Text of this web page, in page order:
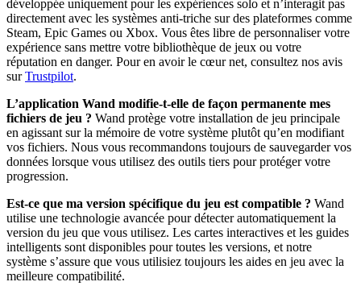
développée uniquement pour les expériences solo et n’interagit pas
directement avec les systèmes anti-triche sur des plateformes comme
Steam, Epic Games ou Xbox. Vous êtes libre de personnaliser votre
expérience sans mettre votre bibliothèque de jeux ou votre
réputation en danger. Pour en avoir le cœur net, consultez nos avis
surTrustpilot.
L’application Wand modifie-t-elle de façon permanente mes
fichiers de jeu ? Wand protège votre installation de jeu principale
en agissant sur la mémoire de votre système plutôt qu’en modifiant
vos fichiers. Nous vous recommandons toujours de sauvegarder vos
données lorsque vous utilisez des outils tiers pour protéger votre
progression.
Est-ce que ma version spécifique du jeu est compatible ? Wand
utilise une technologie avancée pour détecter automatiquement la
version du jeu que vous utilisez. Les cartes interactives et les guides
intelligents sont disponibles pour toutes les versions, et notre
système s’assure que vous utilisiez toujours les aides en jeu avec la
meilleure compatibilité.